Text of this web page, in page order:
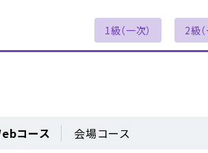
1級（一次） 2級（
コース 会場コース